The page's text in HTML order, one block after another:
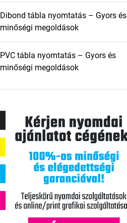
Dibond tábla nyomtatás – Gyors és
minőségi megoldások
PVC tábla nyomtatás – Gyors és
minőségi megoldások